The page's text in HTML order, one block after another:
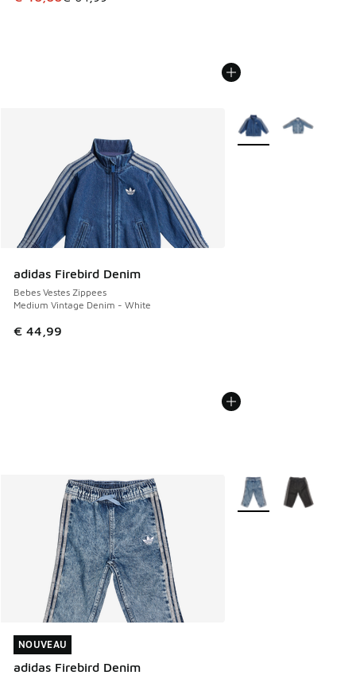
adidas Firebird Denim
Bebes Vestes Zippees
Medium Vintage Denim - White
€ 44,99
Plus de couleurs
NOUVEAU
adidas Firebird Denim
NOUVEAU
Plus de couleurs